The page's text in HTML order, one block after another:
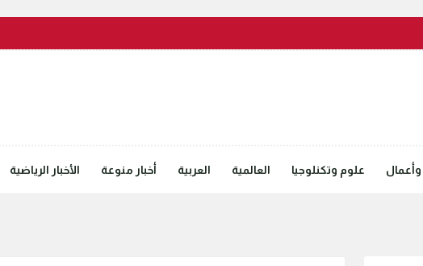
الأخبار الرياضية أخبار منوعة العربية العالمية علوم وتكنلوجيا